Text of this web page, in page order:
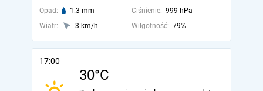
Opad: 1.3 mm Ciśnienie: 999 hPa
Wiatr:
3 km/h Wilgotność: 79%
17:00
30°C